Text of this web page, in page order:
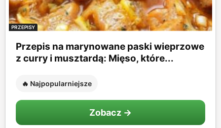
PRZEPISY
Przepis na marynowane paski wieprzowe
z curry i musztardą: Mięso, które...
🔥 Najpopularniejsze
Zobacz →